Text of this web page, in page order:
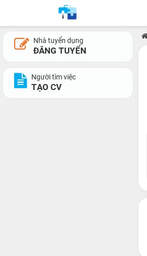
Nhà tuyển dụng
ĐĂNG TUYỂN
Người tìm việc
TẠO CV